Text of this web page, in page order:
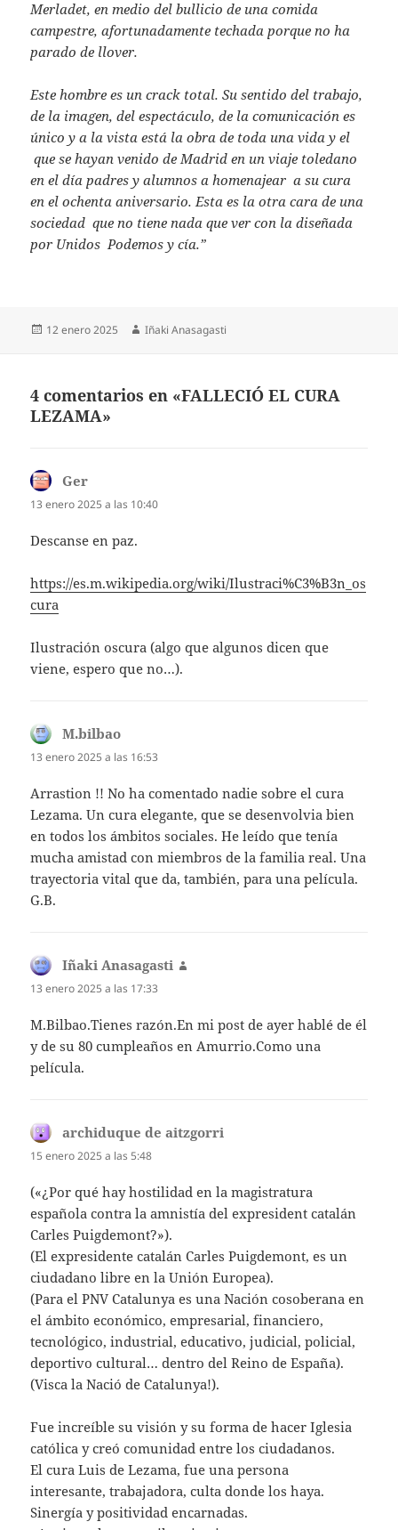
Merladet, en medio del bullicio de una comida
campestre, afortunadamente techada porque no ha
parado de llover.
Este hombre es un crack total. Su sentido del trabajo,
de la imagen, del espectáculo, de la comunicación es
único y a la vista está la obra de toda una vida y el
que se hayan venido de Madrid en un viaje toledano
en el día padres y alumnos a homenajear a su cura
en el ochenta aniversario. Esta es la otra cara de una
sociedad que no tiene nada que ver con la diseñada
por Unidos Podemos y cía.”
Publicado
12 enero 2025 Autor
Iñaki Anasagasti
4 comentarios en «FALLECIÓ EL CURA
LEZAMA»
Ger
13 enero 2025 a las 10:40
Descanse en paz.
https://es.m.wikipedia.org/wiki/Ilustraci%C3%B3n_os
cura
Ilustración oscura (algo que algunos dicen que
viene, espero que no…).
M.bilbao
13 enero 2025 a las 16:53
Arrastion !! No ha comentado nadie sobre el cura
Lezama. Un cura elegante, que se desenvolvia bien
en todos los ámbitos sociales. He leído que tenía
mucha amistad con miembros de la familia real. Una
trayectoria vital que da, también, para una película.
G.B.
Iñaki Anasagasti
13 enero 2025 a las 17:33
M.Bilbao.Tienes razón.En mi post de ayer hablé de él
y de su 80 cumpleaños en Amurrio.Como una
película.
archiduque de aitzgorri
15 enero 2025 a las 5:48
(«¿Por qué hay hostilidad en la magistratura
española contra la amnistía del expresident catalán
Carles Puigdemont?»).
(El expresidente catalán Carles Puigdemont, es un
ciudadano libre en la Unión Europea).
(Para el PNV Catalunya es una Nación cosoberana en
el ámbito económico, empresarial, financiero,
tecnológico, industrial, educativo, judicial, policial,
deportivo cultural… dentro del Reino de España).
(Visca la Nació de Catalunya!).
Fue increíble su visión y su forma de hacer Iglesia
católica y creó comunidad entre los ciudadanos.
El cura Luis de Lezama, fue una persona
interesante, trabajadora, culta donde los haya.
Sinergía y positividad encarnadas.